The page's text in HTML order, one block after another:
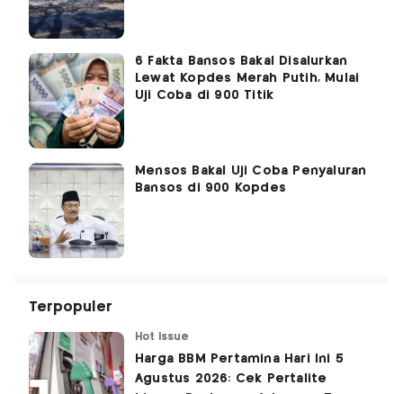
6 Fakta Bansos Bakal Disalurkan
Lewat Kopdes Merah Putih, Mulai
Uji Coba di 900 Titik
Mensos Bakal Uji Coba Penyaluran
Bansos di 900 Kopdes
Terpopuler
Hot Issue
Harga BBM Pertamina Hari Ini 5
Agustus 2026: Cek Pertalite